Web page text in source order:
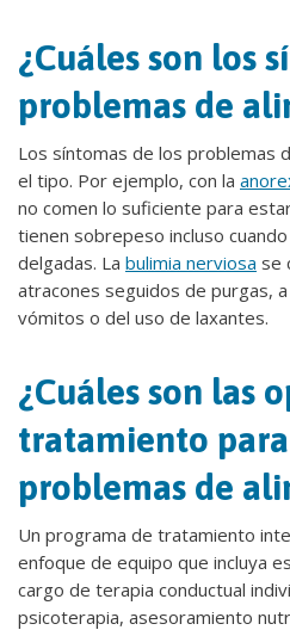
¿Cuáles son los
problemas de
Los síntomas de los problemas
el tipo. Por ejemplo, con la
no comen lo suficiente para
tienen sobrepeso incluso
delgadas. La bulimia nerviosa se
atracones seguidos de purgas,
vómitos o del uso de laxantes.
¿Cuáles son las
tratamiento
problemas de
Un programa de tratamiento
enfoque de equipo que incluya
cargo de terapia conductual
psicoterapia, asesoramiento